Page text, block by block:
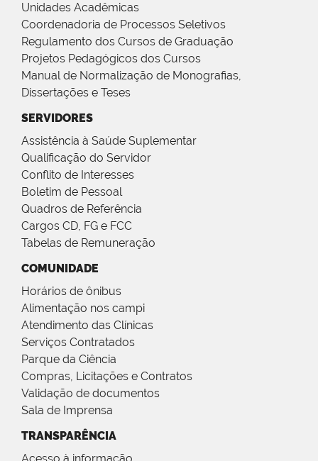
Unidades Acadêmicas
Coordenadoria de Processos Seletivos
Regulamento dos Cursos de Graduação
Projetos Pedagógicos dos Cursos
Manual de Normalização de Monografias,
Dissertações e Teses
SERVIDORES
Assistência à Saúde Suplementar
Qualificação do Servidor
Conflito de Interesses
Boletim de Pessoal
Quadros de Referência
Cargos CD, FG e FCC
Tabelas de Remuneração
COMUNIDADE
Horários de ônibus
Alimentação nos campi
Atendimento das Clínicas
Serviços Contratados
Parque da Ciência
Compras, Licitações e Contratos
Validação de documentos
Sala de Imprensa
TRANSPARÊNCIA